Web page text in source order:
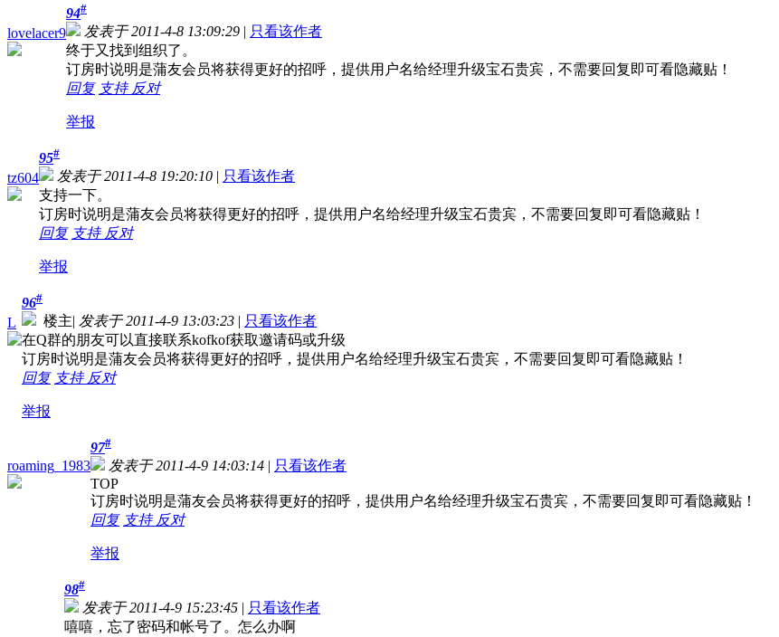
lovelacer9
94#
发表于 2011-4-8 13:09:29 | 只看该作者
终于又找到组织了。
订房时说明是蒲友会员将获得更好的招呼，提供用户名给经理升级宝石贵宾，不需要回复即可看隐藏贴！
回复 支持 反对
举报
tz604
95#
发表于 2011-4-8 19:20:10 | 只看该作者
支持一下。
订房时说明是蒲友会员将获得更好的招呼，提供用户名给经理升级宝石贵宾，不需要回复即可看隐藏贴！
回复 支持 反对
举报
L
96#
楼主| 发表于 2011-4-9 13:03:23 | 只看该作者
在Q群的朋友可以直接联系kofkof获取邀请码或升级
订房时说明是蒲友会员将获得更好的招呼，提供用户名给经理升级宝石贵宾，不需要回复即可看隐藏贴！
回复 支持 反对
举报
roaming_1983
97#
发表于 2011-4-9 14:03:14 | 只看该作者
TOP
订房时说明是蒲友会员将获得更好的招呼，提供用户名给经理升级宝石贵宾，不需要回复即可看隐藏贴！
回复 支持 反对
举报
98#
发表于 2011-4-9 15:23:45 | 只看该作者
嘻嘻，忘了密码和帐号了。怎么办啊